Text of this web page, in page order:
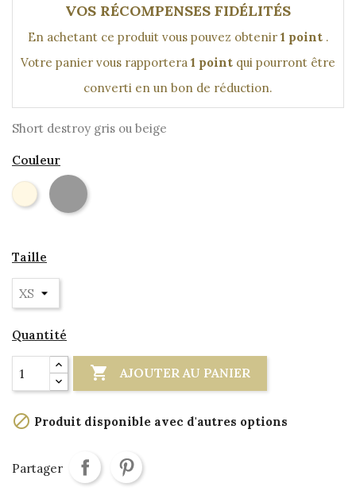
VOS RÉCOMPENSES FIDÉLITÉS
En achetant ce produit vous pouvez obtenir 1 point .
Votre panier vous rapportera 1 point qui pourront être
converti en un bon de réduction.
Short destroy gris ou beige
Couleur
Creme
Taille
Quantité
 AJOUTER AU PANIER
 Produit disponible avec d'autres options
Partager